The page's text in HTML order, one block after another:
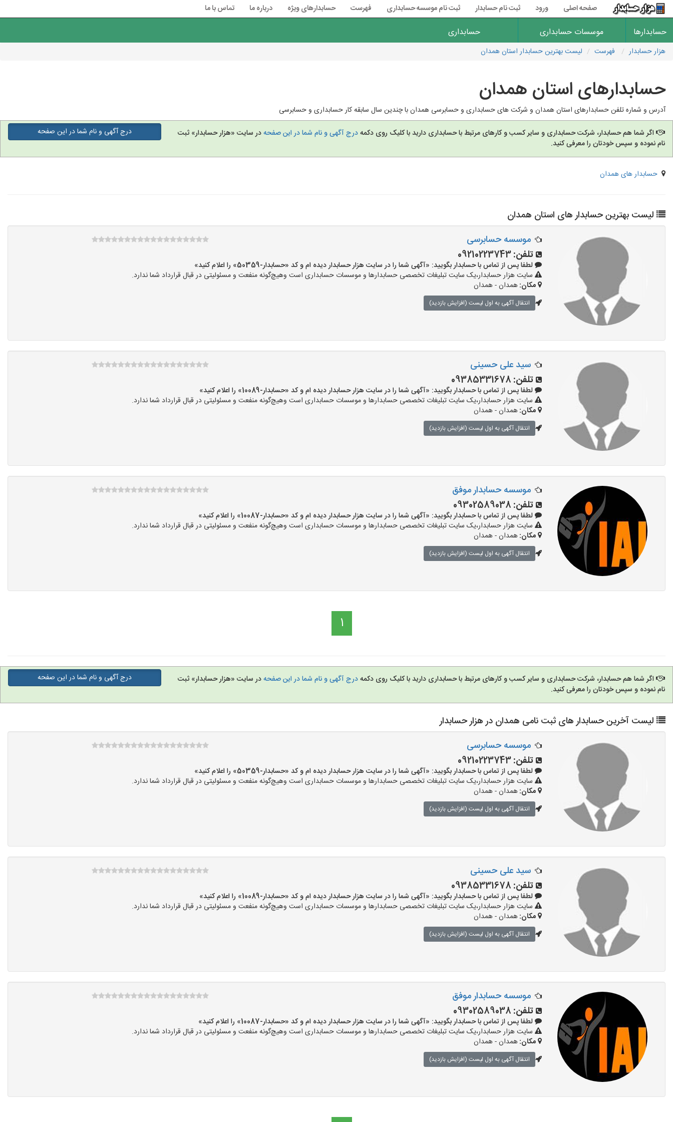
صفحه اصلی ورود ثبت نام حسابدار ثبت نام موسسه حسابداری فهرست حسابدارهای ویژه درباره ما تماس با ما
حسابدارها موسسات حسابداری حسابداری
هزار حسابدار فهرست لیست بهترین حسابدار استان همدان
حسابدارهای استان همدان
آدرس و شماره تلفن حسابدارهای استان همدان و شرکت های حسابداری و حسابرسی همدان با چندین سال سابقه کار حسابداری و حسابرسی
اگر شما هم حسابدار، شرکت حسابداری و سایر کسب و کارهای مرتبط با حسابداری دارید با کلیک روی دکمهدرج آگهی و نام شما در این صفحهدر سایت «هزار حسابدار» ثبت
نام نموده و سپس خودتان را معرفی کنید.
درج آگهی و نام شما در این صفحه
حسابدار های همدان
لیست بهترین حسابدار های استان همدان
موسسه حسابرسی
تلفن:09210223743
لطفا پس از تماس با حسابدار بگویید: «آگهی شما را در سایت هزار حسابدار دیده ام و کد «حسابدار-50359» را اعلام کنید»
سایت هزار حسابدار،یک سایت تبلیغات تخصصی حسابدارها و موسسات حسابداری است وهیچ‌گونه منفعت و مسئولیتی در قبال قرارداد شما ندارد.
مکان:همدان - همدان
انتقال آگهی به اول لیست (افزایش بازدید)
سید علی حسینی
تلفن: 09385331678
لطفا پس از تماس با حسابدار بگویید: «آگهی شما را در سایت هزار حسابدار دیده ام و کد «حسابدار-10089» را اعلام کنید»
سایت هزار حسابدار،یک سایت تبلیغات تخصصی حسابدارها و موسسات حسابداری است وهیچ‌گونه منفعت و مسئولیتی در قبال قرارداد شما ندارد.
مکان:همدان - همدان
انتقال آگهی به اول لیست (افزایش بازدید)
موسسه حسابدار موفق
تلفن: 09302589038
لطفا پس از تماس با حسابدار بگویید: «آگهی شما را در سایت هزار حسابدار دیده ام و کد «حسابدار-10087» را اعلام کنید»
سایت هزار حسابدار،یک سایت تبلیغات تخصصی حسابدارها و موسسات حسابداری است وهیچ‌گونه منفعت و مسئولیتی در قبال قرارداد شما ندارد.
مکان:همدان - همدان
انتقال آگهی به اول لیست (افزایش بازدید)
1
اگر شما هم حسابدار، شرکت حسابداری و سایر کسب و کارهای مرتبط با حسابداری دارید با کلیک روی دکمهدرج آگهی و نام شما در این صفحهدر سایت «هزار حسابدار» ثبت
نام نموده و سپس خودتان را معرفی کنید.
درج آگهی و نام شما در این صفحه
لیست آخرین حسابدار های ثبت نامی همدان در هزار حسابدار
موسسه حسابرسی
تلفن:09210223743
لطفا پس از تماس با حسابدار بگویید: «آگهی شما را در سایت هزار حسابدار دیده ام و کد «حسابدار-50359» را اعلام کنید»
سایت هزار حسابدار،یک سایت تبلیغات تخصصی حسابدارها و موسسات حسابداری است وهیچ‌گونه منفعت و مسئولیتی در قبال قرارداد شما ندارد.
مکان:همدان - همدان
انتقال آگهی به اول لیست (افزایش بازدید)
سید علی حسینی
تلفن: 09385331678
لطفا پس از تماس با حسابدار بگویید: «آگهی شما را در سایت هزار حسابدار دیده ام و کد «حسابدار-10089» را اعلام کنید»
سایت هزار حسابدار،یک سایت تبلیغات تخصصی حسابدارها و موسسات حسابداری است وهیچ‌گونه منفعت و مسئولیتی در قبال قرارداد شما ندارد.
مکان:همدان - همدان
انتقال آگهی به اول لیست (افزایش بازدید)
موسسه حسابدار موفق
تلفن: 09302589038
لطفا پس از تماس با حسابدار بگویید: «آگهی شما را در سایت هزار حسابدار دیده ام و کد «حسابدار-10087» را اعلام کنید»
سایت هزار حسابدار،یک سایت تبلیغات تخصصی حسابدارها و موسسات حسابداری است وهیچ‌گونه منفعت و مسئولیتی در قبال قرارداد شما ندارد.
مکان:همدان - همدان
انتقال آگهی به اول لیست (افزایش بازدید)